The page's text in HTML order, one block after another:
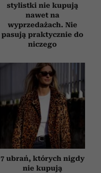
stylistki nie kupują
nawet na
wyprzedażach. Nie
pasują praktycznie do
niczego
7 ubrań, których nigdy
nie kupują